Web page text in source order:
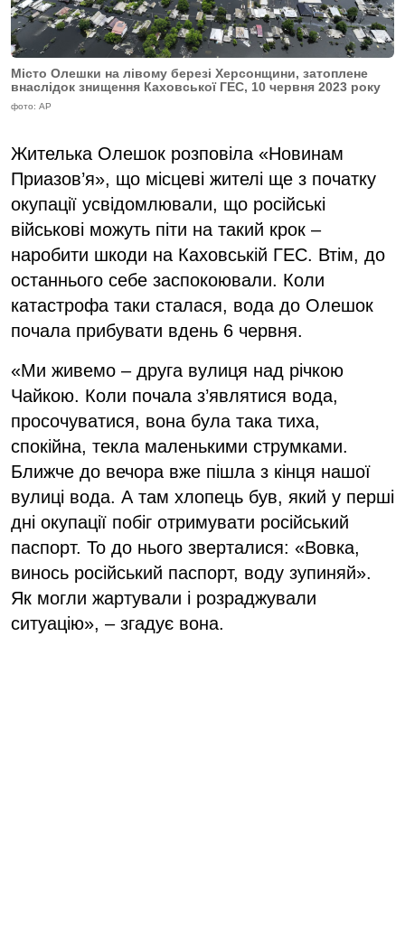
Місто Олешки на лівому березі Херсонщини, затоплене
внаслідок знищення Каховської ГЕС, 10 червня 2023 року
фото: AP
Жителька Олешок розповіла «Новинам
Приазов’я», що місцеві жителі ще з початку
окупації усвідомлювали, що російські
військові можуть піти на такий крок –
наробити шкоди на Каховській ГЕС. Втім, до
останнього себе заспокоювали. Коли
катастрофа таки сталася, вода до Олешок
почала прибувати вдень 6 червня.
«Ми живемо – друга вулиця над річкою
Чайкою. Коли почала з’являтися вода,
просочуватися, вона була така тиха,
спокійна, текла маленькими струмками.
Ближче до вечора вже пішла з кінця нашої
вулиці вода. А там хлопець був, який у перші
дні окупації побіг отримувати російський
паспорт. То до нього зверталися: «Вовка,
винось російський паспорт, воду зупиняй».
Як могли жартували і розраджували
ситуацію», – згадує вона.